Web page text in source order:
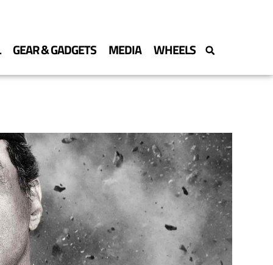
GEAR & GADGETS MEDIA WHEELS